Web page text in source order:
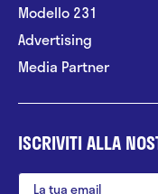
Modello 231
Advertising
Media Partner
ISCRIVITI ALLA